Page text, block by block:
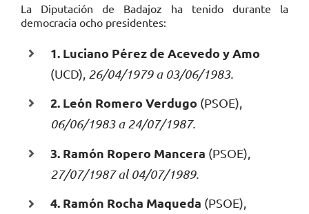
La Diputación de Badajoz ha tenido durante la
democracia ocho presidentes:
1. Luciano Pérez de Acevedo y Amo
(UCD), 26/04/1979 a 03/06/1983.
2. León Romero Verdugo (PSOE),
06/06/1983 a 24/07/1987.
3. Ramón Ropero Mancera (PSOE),
27/07/1987 al 04/07/1989.
4. Ramón Rocha Maqueda (PSOE),